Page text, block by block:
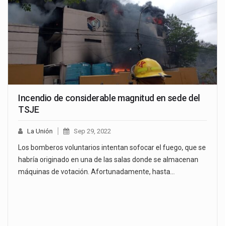
Incendio de considerable magnitud en sede del
TSJE
La Unión Sep 29, 2022
Los bomberos voluntarios intentan sofocar el fuego, que se
habría originado en una de las salas donde se almacenan
máquinas de votación. Afortunadamente, hasta…